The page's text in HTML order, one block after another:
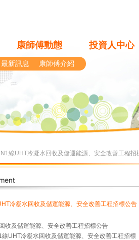
康師傅動態 投資人中心
最新訊息 康師傅介紹
線UHT冷凝水回收及儲運能源、安全改善工程招
冷凝水回收及儲運能源、安全改善工程招標公告
收及儲運能源、安全改善工程招標公告
UHT冷凝水回收及儲運能源、安全改善工程招標